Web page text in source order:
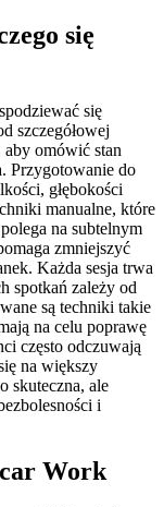
się
się
szczegółowej
omówić stan
Przygotowanie do
głębokości
manualne, które
polega na subtelnym
zmniejszyć
Każda sesja trwa
spotkań zależy od
są techniki takie
na celu poprawę
często odczuwają
na większy
skuteczna, ale
i
Work